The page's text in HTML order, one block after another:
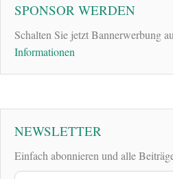
SPONSOR WERDEN
Schalten Sie jetzt Bannerwerbung
Informationen
NEWSLETTER
Einfach abonnieren und alle